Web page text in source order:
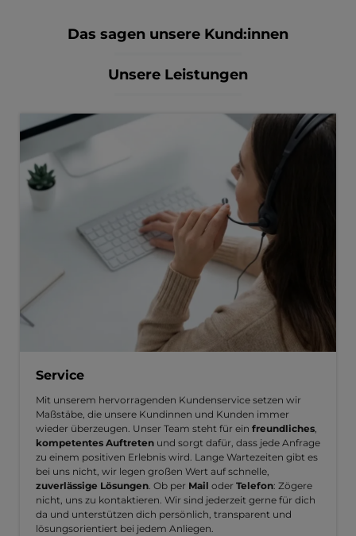
Das sagen unsere Kund:innen
Unsere Leistungen
Service
Mit unserem hervorragenden Kundenservice setzen wir
Maßstäbe, die unsere Kundinnen und Kunden immer
wieder überzeugen. Unser Team steht für ein freundliches,
kompetentes Auftreten und sorgt dafür, dass jede Anfrage
zu einem positiven Erlebnis wird. Lange Wartezeiten gibt es
bei uns nicht, wir legen großen Wert auf schnelle,
zuverlässige Lösungen. Ob per Mail oder Telefon: Zögere
nicht, uns zu kontaktieren. Wir sind jederzeit gerne für dich
da und unterstützen dich persönlich, transparent und
lösungsorientiert bei jedem Anliegen.